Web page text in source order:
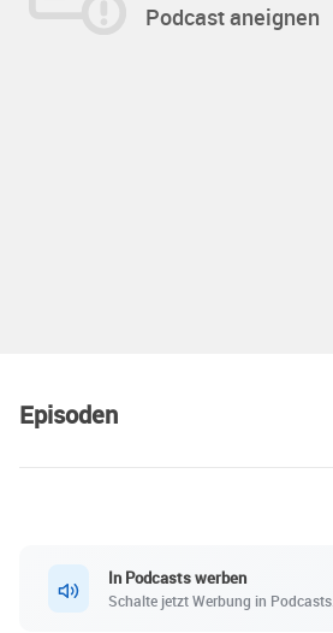
Podcast aneignen
Episoden
In Podcasts werben
Schalte jetzt Werbung in Podcasts.